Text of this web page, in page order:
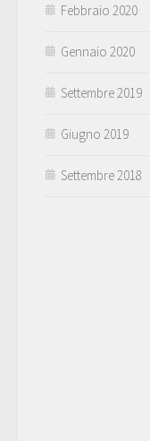
Febbraio 2020
Gennaio 2020
Settembre 2019
Giugno 2019
Settembre 2018